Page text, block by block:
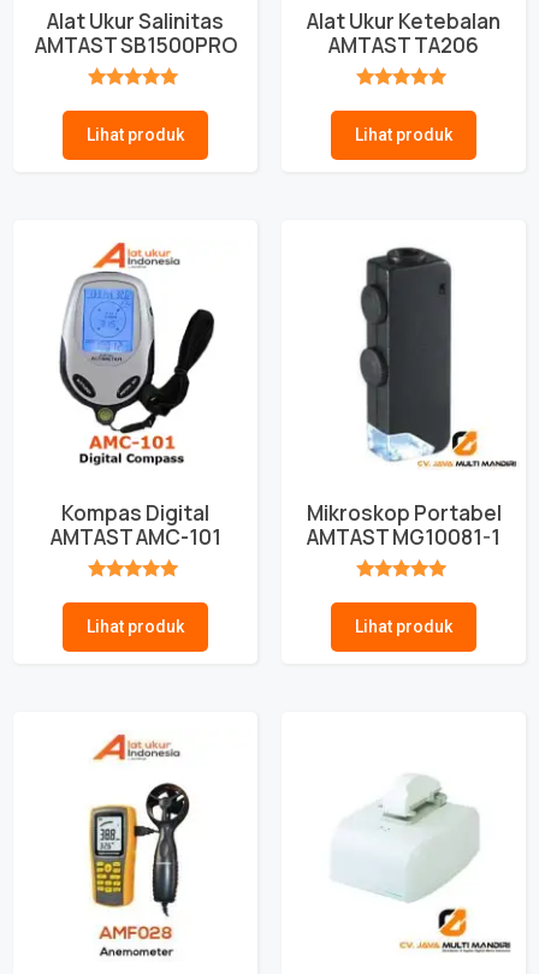
Alat Ukur Salinitas
AMTAST SB1500PRO
Lihat produk
Alat Ukur Ketebalan
AMTAST TA206
Lihat produk
Kompas Digital
AMTAST AMC-101
Lihat produk
Mikroskop Portabel
AMTAST MG10081-1
Lihat produk